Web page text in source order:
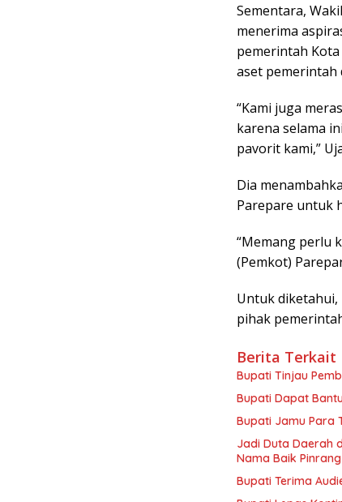
Sementara,
menerima
pemerintah
aset pemerintah
“Kami juga
karena selama
pavorit kami,”
Dia
Parepare untuk
“Memang perlu
(Pemkot)
Untuk diketahui,
pihak
Berita Terkait
Bupati Tinjau
Bupati Dapat
Bupati Jamu Para
Jadi Duta Daerah
Nama Baik Pinrang
Bupati Terima